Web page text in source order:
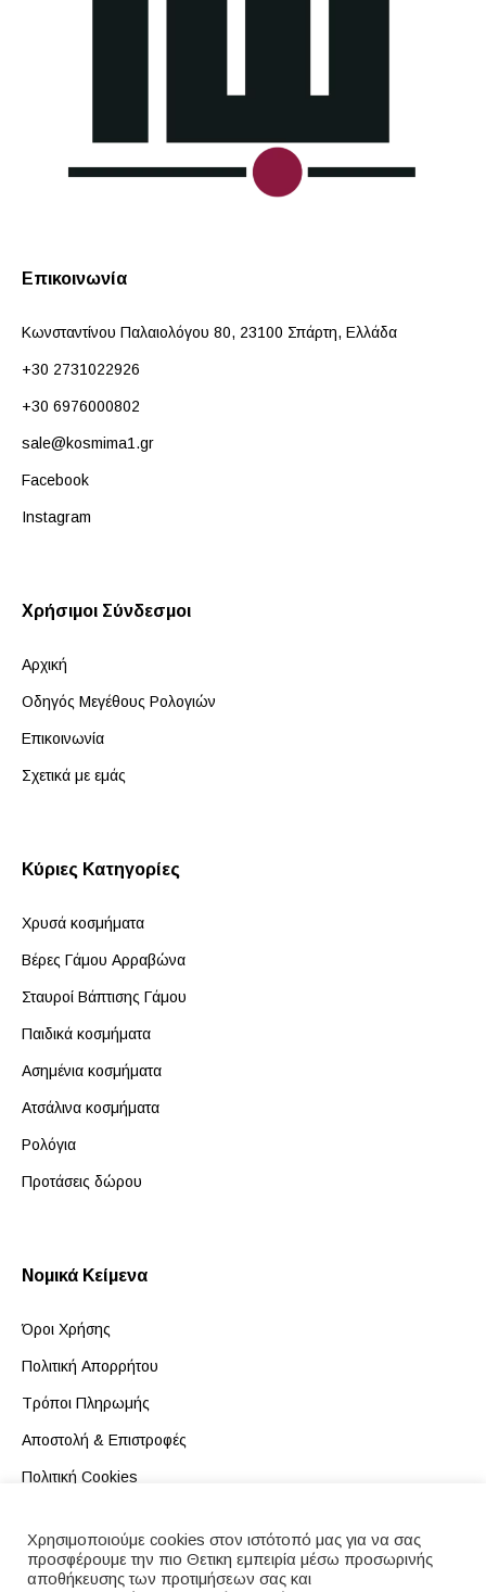
Επικοινωνία
Κωνσταντίνου Παλαιολόγου 80, 23100 Σπάρτη, Ελλάδα
+30 2731022926
+30 6976000802
sale@kosmima1.gr
Facebook
Instagram
Χρήσιμοι Σύνδεσμοι
Αρχική
Οδηγός Μεγέθους Ρολογιών
Επικοινωνία
Σχετικά με εμάς
Κύριες Κατηγορίες
Χρυσά κοσμήματα
Βέρες Γάμου Αρραβώνα
Σταυροί Βάπτισης Γάμου
Παιδικά κοσμήματα
Ασημένια κοσμήματα
Ατσάλινα κοσμήματα
Ρολόγια
Προτάσεις δώρου
Νομικά Κείμενα
Όροι Χρήσης
Πολιτική Απορρήτου
Τρόποι Πληρωμής
Αποστολή & Επιστροφές
Πολιτική Cookies
Χρησιμοποιούμε cookies στον ιστότοπό μας για να σας
προσφέρουμε την πιο Θετικη εμπειρία μέσω προσωρινής
αποθήκευσης των προτιμήσεων σας και